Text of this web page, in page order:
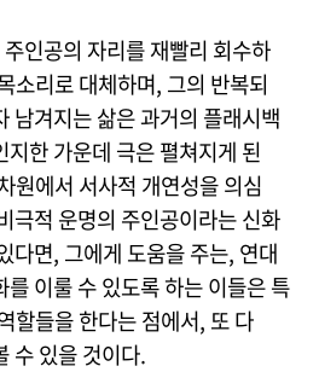
인공의 자리를 재빨리 회수하
소리로 대체하며, 그의 반복되
남겨지는 삶은 과거의 플래시백
한 가운데 극은 펼쳐지게 된
원에서 서사적 개연성을 의심
극적 운명의 주인공이라는 신화
다면, 그에게 도움을 주는, 연대
이룰 수 있도록 하는 이들은 특
할들을 한다는 점에서, 또 다
수 있을 것이다.